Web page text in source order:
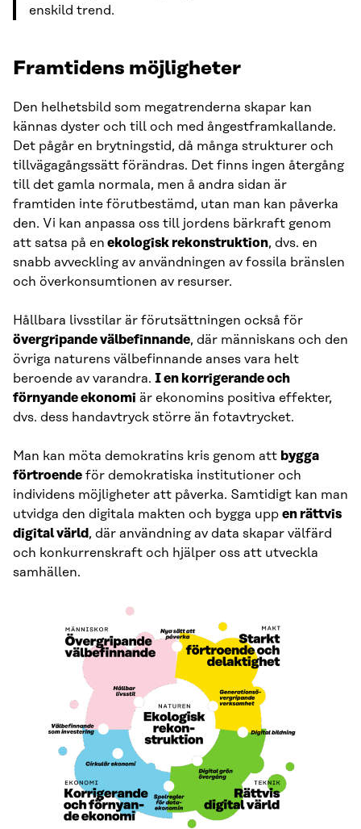
enskild trend.
Framtidens möjligheter
Den helhetsbild som megatrenderna skapar kan
kännas dyster och till och med ångestframkallande.
Det pågår en brytningstid, då många strukturer och
tillvägagångssätt förändras. Det finns ingen återgång
till det gamla normala, men å andra sidan är
framtiden inte förutbestämd, utan man kan påverka
den. Vi kan anpassa oss till jordens bärkraft genom
att satsa på en ekologisk rekonstruktion, dvs. en
snabb avveckling av användningen av fossila bränslen
och överkonsumtionen av resurser.
Hållbara livsstilar är förutsättningen också för
övergripande välbefinnande, där människans och den
övriga naturens välbefinnande anses vara helt
beroende av varandra. I en korrigerande och
förnyande ekonomi är ekonomins positiva effekter,
dvs. dess handavtryck större än fotavtrycket.
Man kan möta demokratins kris genom att bygga
förtroende för demokratiska institutioner och
individens möjligheter att påverka. Samtidigt kan man
utvidga den digitala makten och bygga upp en rättvis
digital värld , där användning av data skapar välfärd
och konkurrenskraft och hjälper oss att utveckla
samhällen.